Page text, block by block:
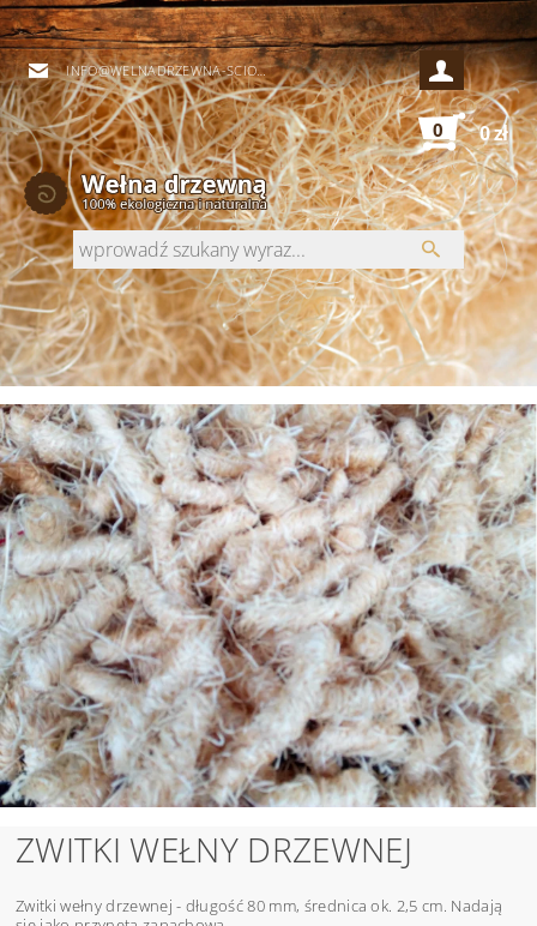
INFO@WELNADRZEWNA-SCIOLKI.PL
0 0 zł
ZWITKI WEŁNY DRZEWNEJ
Zwitki wełny drzewnej - długość 80 mm, średnica ok. 2,5 cm. Nadają